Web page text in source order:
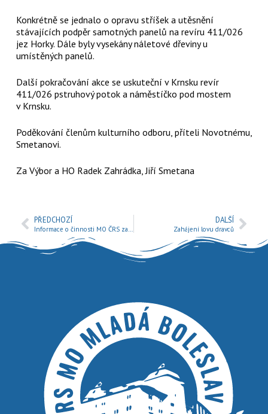
Konkrétně se jednalo o opravu stříšek a utěsnění
stávajících podpěr samotných panelů na revíru 411/026
jez Horky. Dále byly vysekány náletové dřeviny u
umístěných panelů.
Další pokračování akce se uskuteční v Krnsku revír
411/026 pstruhový potok a náměstíčko pod mostem
v Krnsku.
Poděkování členům kulturního odboru, příteli Novotnému,
Smetanovi.
Za Výbor a HO Radek Zahrádka, Jiří Smetana
PŘEDCHOZÍ
Informace o činnosti MO ČRS za 1. polovinu roku 2025
DALŠÍ
Zahájení lovu dravců